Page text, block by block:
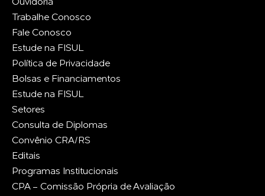
Ouvidoria
Trabalhe Conosco
Fale Conosco
Estude na FISUL
Política de Privacidade
Bolsas e Financiamentos
Estude na FISUL
Setores
Consulta de Diplomas
Convênio CRA/RS
Editais
Programas Institucionais
CPA - Comissão Própria de Avaliação